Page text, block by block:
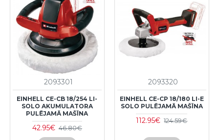
2093301
EINHELL CE-CB 18/254 LI-
SOLO AKUMULATORA
PULĒJAMĀ MAŠĪNA
42.95€ 46.80€
2093320
EINHELL CE-CP 18/180 LI-E
SOLO PULĒJAMĀ MAŠĪNA
112.95€ 124.59€